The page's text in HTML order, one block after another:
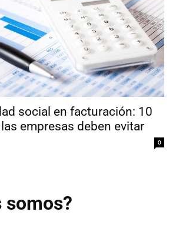
social en facturación: 10
empresas deben evitar
0
somos?